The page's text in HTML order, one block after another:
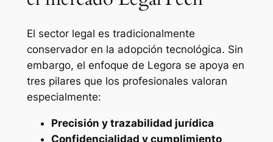
El sector legal es tradicionalmente
conservador en la adopción tecnológica. Sin
embargo, el enfoque de Legora se apoya en
tres pilares que los profesionales valoran
especialmente:
Precisión y trazabilidad jurídica
Confidencialidad y cumplimiento